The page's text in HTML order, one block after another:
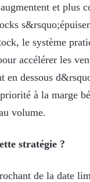
et plus
le système
accélérer les
en dessous
à la marge
volume.
stratégie ?
de la date